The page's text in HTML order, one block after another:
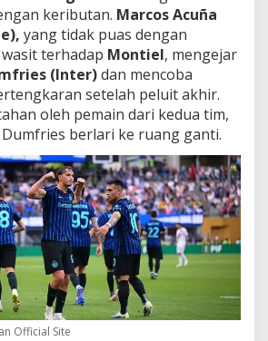
keributan. Marcos Acuña
yang tidak puas dengan
terhadap Montiel, mengejar
(Inter)dan mencoba
setelah peluit akhir.
oleh pemain dari kedua tim,
berlari ke ruang ganti.
Official Site